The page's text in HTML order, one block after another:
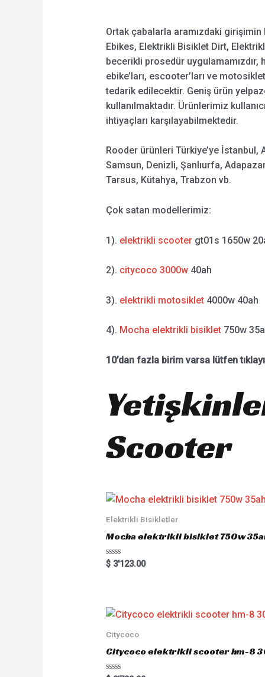
Ortak çabalarla aramızdaki girişimin
Ebikes, Elektrikli Bisiklet Dirt,
becerikli prosedür
ebike’ları, escooter’ları ve
tedarik edilecektir. Geniş ürün
kullanılmaktadır. Ürünlerimiz
ihtiyaçları karşılayabilmektedir.
Rooder ürünleri Türkiye’ye İstanbul,
Samsun, Denizli, Şanlıurfa,
Tarsus, Kütahya, Trabzon vb.
Çok satan modellerimiz:
1). elektrikli scootergt01s 1650w
2). citycoco 3000w40ah
3). elektrikli motosiklet4000w 40ah
4). Mocha elektrikli bisiklet750w
10’dan fazla birim varsa lütfen
Scooter
Elektrikli Bisikletler
Mocha elektrikli bisiklet 750w
R
a
o
u
o
f
5
$3'123.00
Citycoco
Citycoco elektrikli scooter hm-8